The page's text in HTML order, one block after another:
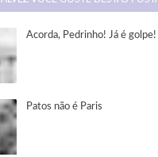
Acorda, Pedrinho! Já é golpe!
Patos não é Paris